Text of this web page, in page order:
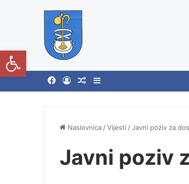
Naslovnica /Vijesti /Javni poziv za
Javni poziv
Open toolbar